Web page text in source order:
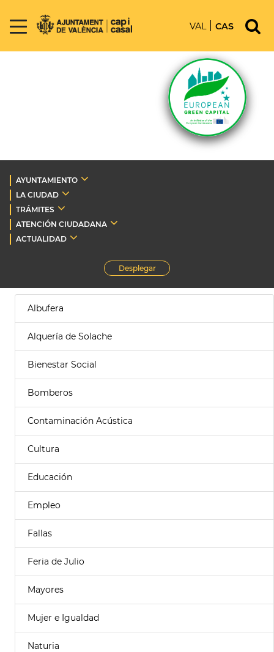
VAL CAS
AYUNTAMIENTO
LA CIUDAD
TRÁMITES
ATENCIÓN CIUDADANA
ACTUALIDAD
Desplegar
Albufera
Alquería de Solache
Bienestar Social
Bomberos
Contaminación Acústica
Cultura
Educación
Empleo
Fallas
Feria de Julio
Mayores
Mujer e Igualdad
Naturia